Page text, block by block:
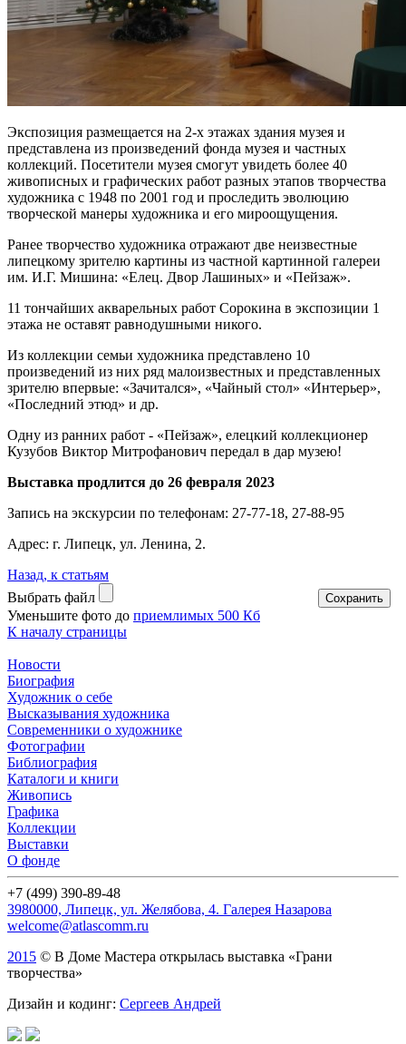
Экспозиция размещается на 2-х этажах здания музея и
представлена из произведений фонда музея и частных
коллекций. Посетители музея смогут увидеть более 40
живописных и графических работ разных этапов творчества
художника с 1948 по 2001 год и проследить эволюцию
творческой манеры художника и его мироощущения.
Ранее творчество художника отражают две неизвестные
липецкому зрителю картины из частной картинной галереи
им. И.Г. Мишина: «Елец. Двор Лашиных» и «Пейзаж».
11 тончайших акварельных работ Сорокина в экспозиции 1
этажа не оставят равнодушными никого.
Из коллекции семьи художника представлено 10
произведений из них ряд малоизвестных и представленных
зрителю впервые: «Зачитался», «Чайный стол» «Интерьер»,
«Последний этюд» и др.
Одну из ранних работ - «Пейзаж», елецкий коллекционер
Кузубов Виктор Митрофанович передал в дар музею!
Выставка продлится до 26 февраля 2023
Запись на экскурсии по телефонам: 27-77-18, 27-88-95
Адрес: г. Липецк, ул. Ленина, 2.
Назад, к статьям
Выбрать файл
Уменьшите фото до приемлимых 500 Кб
К началу страницы
Новости
Биография
Художник о себе
Выcказывания художника
Современники о художнике
Фотографии
Библиография
Каталоги и книги
Живопись
Графика
Коллекции
Выставки
О фонде
+7 (499) 390-89-48
3980000, Липецк, ул. Желябова, 4. Галерея Назарова
welcome@atlascomm.ru
2015 © В Доме Мастера открылась выставка «Грани
творчества»
Дизайн и кодинг: Сергеев Андрей